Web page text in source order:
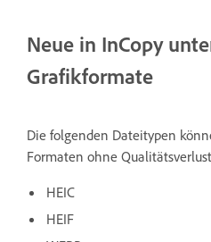
Neue in InCopy
Grafikformate
Die folgenden Dateitypen
Formaten ohne
HEIC
HEIF